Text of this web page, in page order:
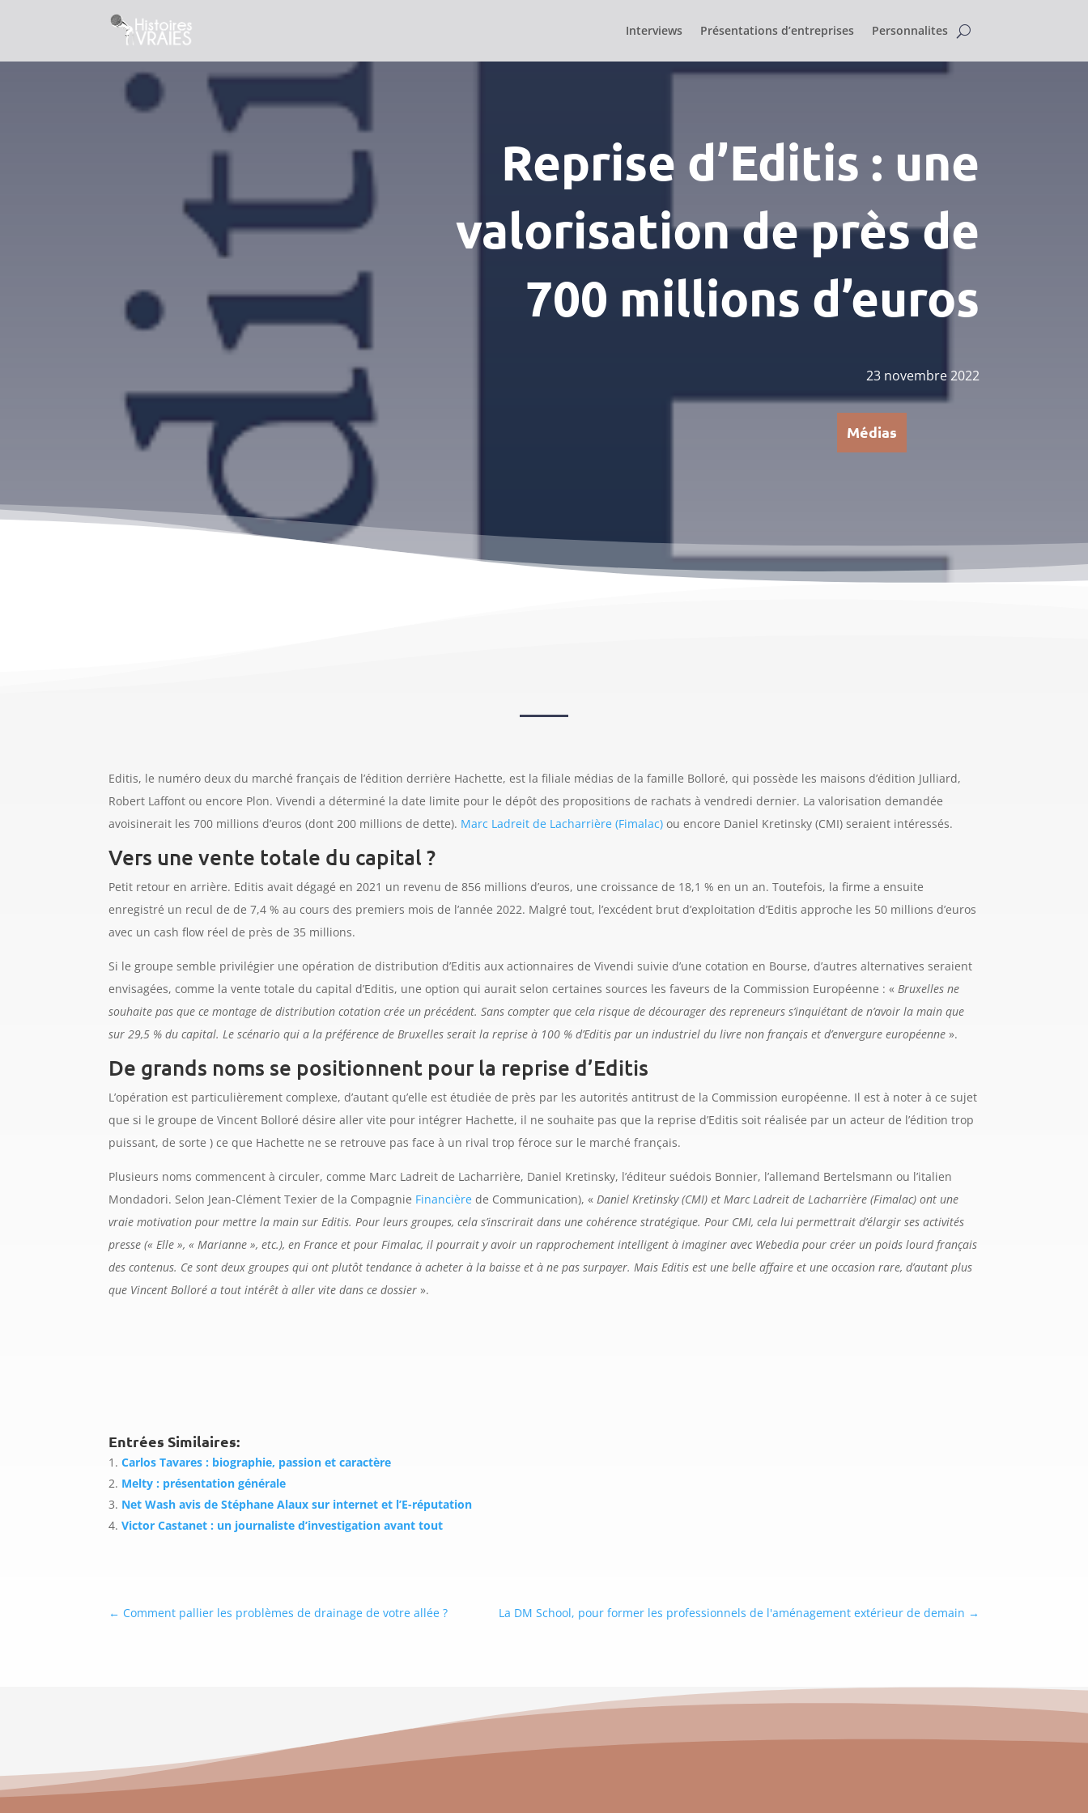
Interviews Présentations d’entreprises Personnalites
Reprise d’Editis : une
valorisation de près de
700 millions d’euros
23 novembre 2022
Médias
Editis, le numéro deux du marché français de l’édition derrière Hachette, est la filiale médias de la famille Bolloré, qui possède les maisons d’édition Julliard,
Robert Laffont ou encore Plon. Vivendi a déterminé la date limite pour le dépôt des propositions de rachats à vendredi dernier. La valorisation demandée
avoisinerait les 700 millions d’euros (dont 200 millions de dette). Marc Ladreit de Lacharrière (Fimalac) ou encore Daniel Kretinsky (CMI) seraient intéressés.
Vers une vente totale du capital ?
Petit retour en arrière. Editis avait dégagé en 2021 un revenu de 856 millions d’euros, une croissance de 18,1 % en un an. Toutefois, la firme a ensuite
enregistré un recul de de 7,4 % au cours des premiers mois de l’année 2022. Malgré tout, l’excédent brut d’exploitation d’Editis approche les 50 millions d’euros
avec un cash flow réel de près de 35 millions.
Si le groupe semble privilégier une opération de distribution d’Editis aux actionnaires de Vivendi suivie d’une cotation en Bourse, d’autres alternatives seraient
envisagées, comme la vente totale du capital d’Editis, une option qui aurait selon certaines sources les faveurs de la Commission Européenne : «Bruxelles ne
souhaite pas que ce montage de distribution cotation crée un précédent. Sans compter que cela risque de décourager des repreneurs s’inquiétant de n’avoir la main que
sur 29,5 % du capital. Le scénario qui a la préférence de Bruxelles serait la reprise à 100 % d’Editis par un industriel du livre non français et d’envergure européenne ».
De grands noms se positionnent pour la reprise d’Editis
L’opération est particulièrement complexe, d’autant qu’elle est étudiée de près par les autorités antitrust de la Commission européenne. Il est à noter à ce sujet
que si le groupe de Vincent Bolloré désire aller vite pour intégrer Hachette, il ne souhaite pas que la reprise d’Editis soit réalisée par un acteur de l’édition trop
puissant, de sorte ) ce que Hachette ne se retrouve pas face à un rival trop féroce sur le marché français.
Plusieurs noms commencent à circuler, comme Marc Ladreit de Lacharrière, Daniel Kretinsky, l’éditeur suédois Bonnier, l’allemand Bertelsmann ou l’italien
Mondadori. Selon Jean-Clément Texier de la Compagnie Financière de Communication), «Daniel Kretinsky (CMI) et Marc Ladreit de Lacharrière (Fimalac) ont une
vraie motivation pour mettre la main sur Editis. Pour leurs groupes, cela s’inscrirait dans une cohérence stratégique. Pour CMI, cela lui permettrait d’élargir ses activités
presse (« Elle », « Marianne », etc.), en France et pour Fimalac, il pourrait y avoir un rapprochement intelligent à imaginer avec Webedia pour créer un poids lourd français
des contenus. Ce sont deux groupes qui ont plutôt tendance à acheter à la baisse et à ne pas surpayer. Mais Editis est une belle affaire et une occasion rare, d’autant plus
que Vincent Bolloré a tout intérêt à aller vite dans ce dossier ».
Entrées Similaires:
Carlos Tavares : biographie, passion et caractère
Melty : présentation générale
Net Wash avis de Stéphane Alaux sur internet et l’E-réputation
Victor Castanet : un journaliste d’investigation avant tout
← Comment pallier les problèmes de drainage de votre allée ? La DM School, pour former les professionnels de l'aménagement extérieur de demain →